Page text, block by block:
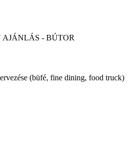
- BÚTOR
(büfé, fine dining, food truck)